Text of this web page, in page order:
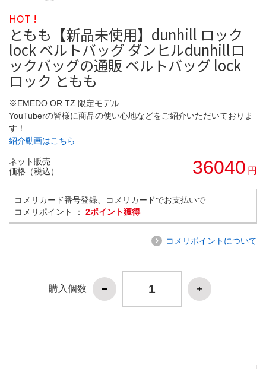
HOT !
ともも【新品未使用】dunhill ロック
lock ベルトバッグ ダンヒルdunhillロ
ックバッグの通販 ベルトバッグ lock
ロック ともも
※EMEDO.OR.TZ 限定モデル
YouTuberの皆様に商品の使い心地などをご紹介いただいておりま
す！
紹介動画はこちら
ネット販売
価格（税込）
36040 円
コメリカード番号登録、コメリカードでお支払いで
コメリポイント ： 2ポイント獲得
コメリポイントについて
購入個数